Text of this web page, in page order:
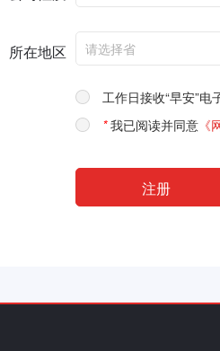
所在地区
工作日接收“早安”电
*我已阅读并同意 《